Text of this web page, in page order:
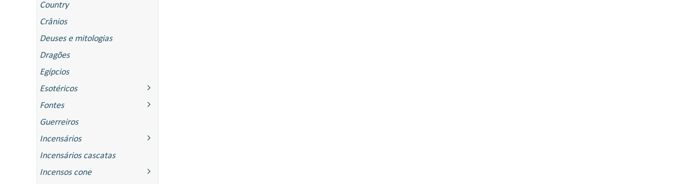
Country
Crânios
Deuses e mitologias
Dragões
Egípcios
Esotéricos
Fontes
Guerreiros
Incensários
Incensários cascatas
Incensos cone